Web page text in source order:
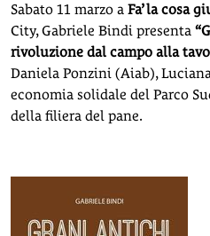
Sabato 11 marzo a Fa’ la cosa
City, Gabriele Bindi presenta
rivoluzione dal campo alla
Daniela Ponzini (Aiab),
economia solidale del Parco
della filiera del pane.